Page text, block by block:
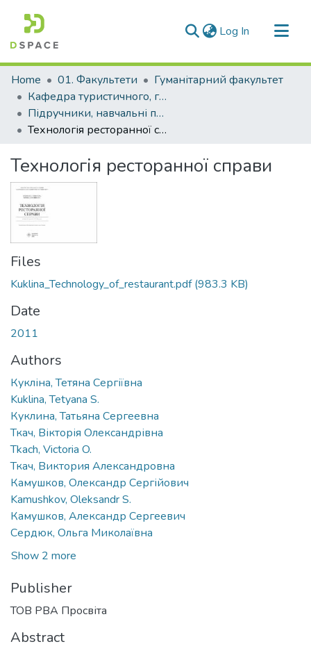
Log In (current)
Communities & Collections
All of DSpace
Statistics
Home 01. Факультети
Гуманітарний факультет
Кафедра туристичного, готельного та ресторанного бізнесу (Кафедра ТГ та РБ)
Підручники, навчальні посібники кафедри ТГ та РБ
Технологія ресторанної справи
Технологія ресторанної справи
Files
Kuklina_Technology_of_restaurant.pdf(983.3 KB)
Date
2011
Authors
Кукліна, Тетяна Сергіївна
Kuklina, Tetyana S.
Куклина, Татьяна Сергеевна
Ткач, Вікторія Олександрівна
Tkach, Victoria O.
Ткач, Виктория Александровна
Камушков, Олександр Сергійович
Kamushkov, Oleksandr S.
Камушков, Александр Сергеевич
Сердюк, Ольга Миколаївна
Show 2 more
Publisher
ТОВ РВА Просвіта
Abstract